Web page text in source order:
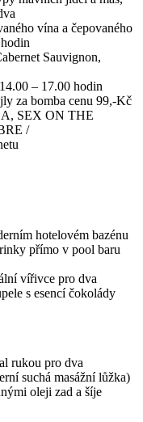
vína a čepovaného
Sauvignon,
– 17.00 hodin
za bomba cenu 99,-Kč
SEX ON THE
/
hotelovém bazénu
přímo v pool baru
vířivce pro dva
s esencí čokolády
rukou pro dva
suchá masážní lůžka)
oleji zad a šíje